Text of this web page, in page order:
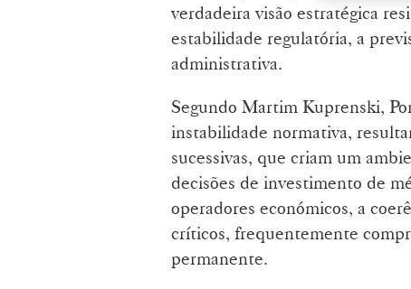
verdadeira visão estratégica
estabilidade regulatória, a
administrativa.
Segundo Martim Kuprenski,
instabilidade normativa,
sucessivas, que criam um
decisões de investimento de
operadores económicos, a
críticos, frequentemente
permanente.